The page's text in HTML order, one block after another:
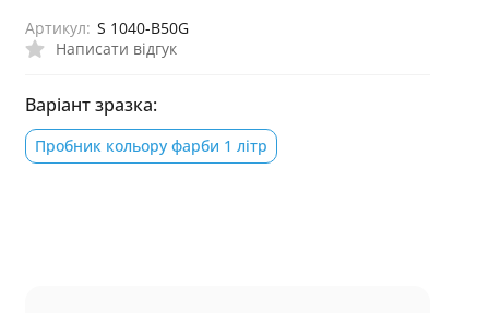
Написати відгук
Артикул: S 1040-B50G
Варіант зразка:
Пробник кольору фарби 1 літр